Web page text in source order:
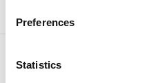
Preferences
Statistics
hur en soldat och hans